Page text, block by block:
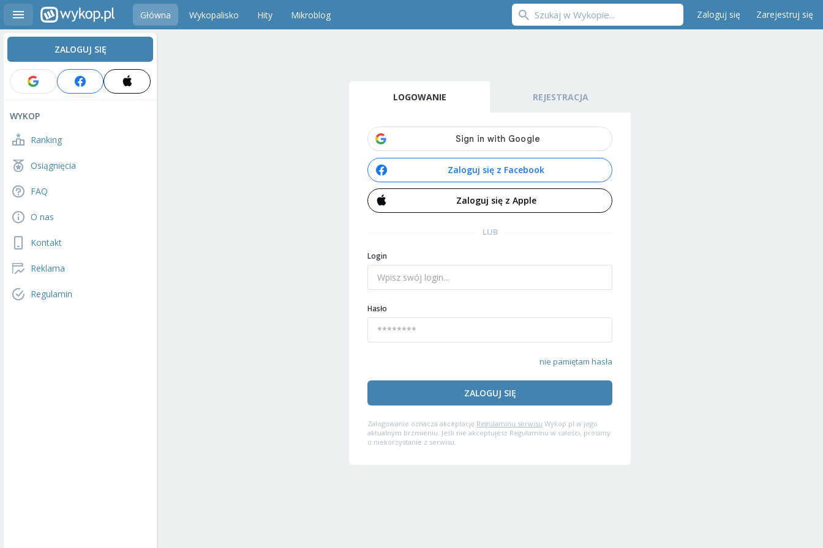
Główna Wykopalisko Hity Mikroblog Zaloguj się Zarejestruj się
ZALOGUJ SIĘ
WYKOP
Ranking
Osiągnięcia
FAQ
O nas
Kontakt
Reklama
Regulamin
LOGOWANIE REJESTRACJA
Zaloguj się z Facebook
Zaloguj się z Apple
LUB
Login
Hasło
nie pamiętam hasła
ZALOGUJ SIĘ
Zalogowanie oznacza akceptację Regulaminu serwisu Wykop.pl w jego
aktualnym brzmieniu. Jeśli nie akceptujesz Regulaminu w całości, prosimy
o niekorzystanie z serwisu.